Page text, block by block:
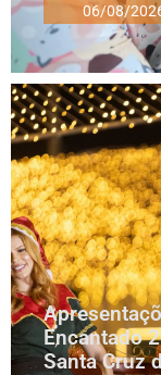
06/08/
Encantado
Santa Cruz